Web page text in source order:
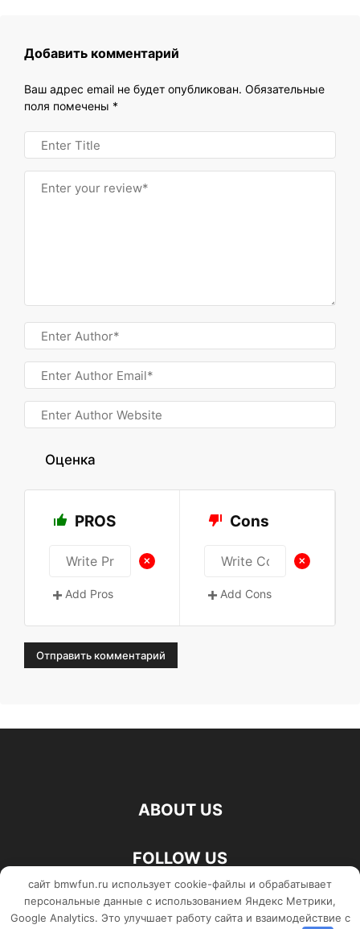
Добавить комментарий
Ваш адрес email не будет опубликован. Обязательные
поля помечены *
Оценка
PROS
+
Add Pros
Cons
+
Add Cons
ABOUT US
FOLLOW US
сайт bmwfun.ru использует cookie-файлы и обрабатывает
персональные данные с использованием Яндекс Метрики,
Google Analytics. Это улучшает работу сайта и взаимодействие с